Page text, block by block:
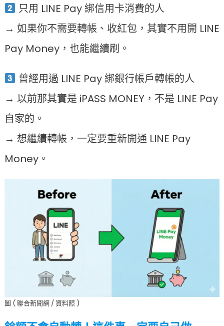
只用 LINE Pay 綁信用卡消費的人
→ 如果你不需要轉帳、收紅包，其實不用開 LINE
Pay Money，也能繼續刷。
曾經用過 LINE Pay 綁銀行帳戶轉帳的人
→ 以前那其實是 iPASS MONEY，不是 LINE Pay
自家的。
→ 想繼續轉帳，一定要重新開通 LINE Pay
Money。
圖 ( 聯合新聞網 / 資料照 )